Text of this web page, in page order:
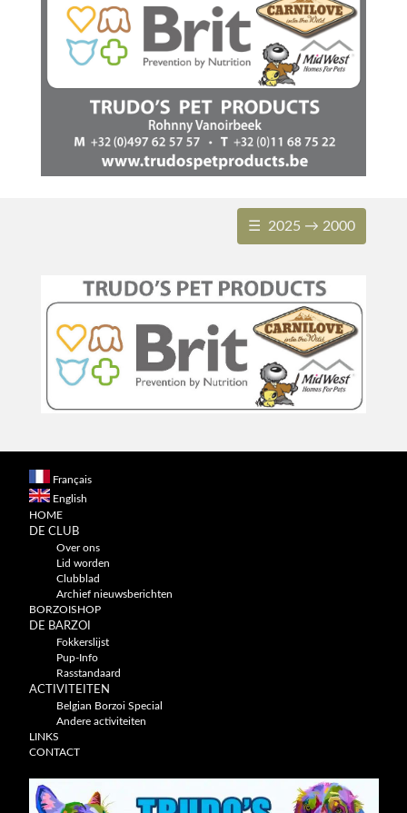
☰ 2025 → 2000
Français
English
HOME
DE CLUB
Over ons
Lid worden
Clubblad
Archief nieuwsberichten
BORZOISHOP
DE BARZOI
Fokkerslijst
Pup-Info
Rasstandaard
ACTIVITEITEN
Belgian Borzoi Special
Andere activiteiten
LINKS
CONTACT